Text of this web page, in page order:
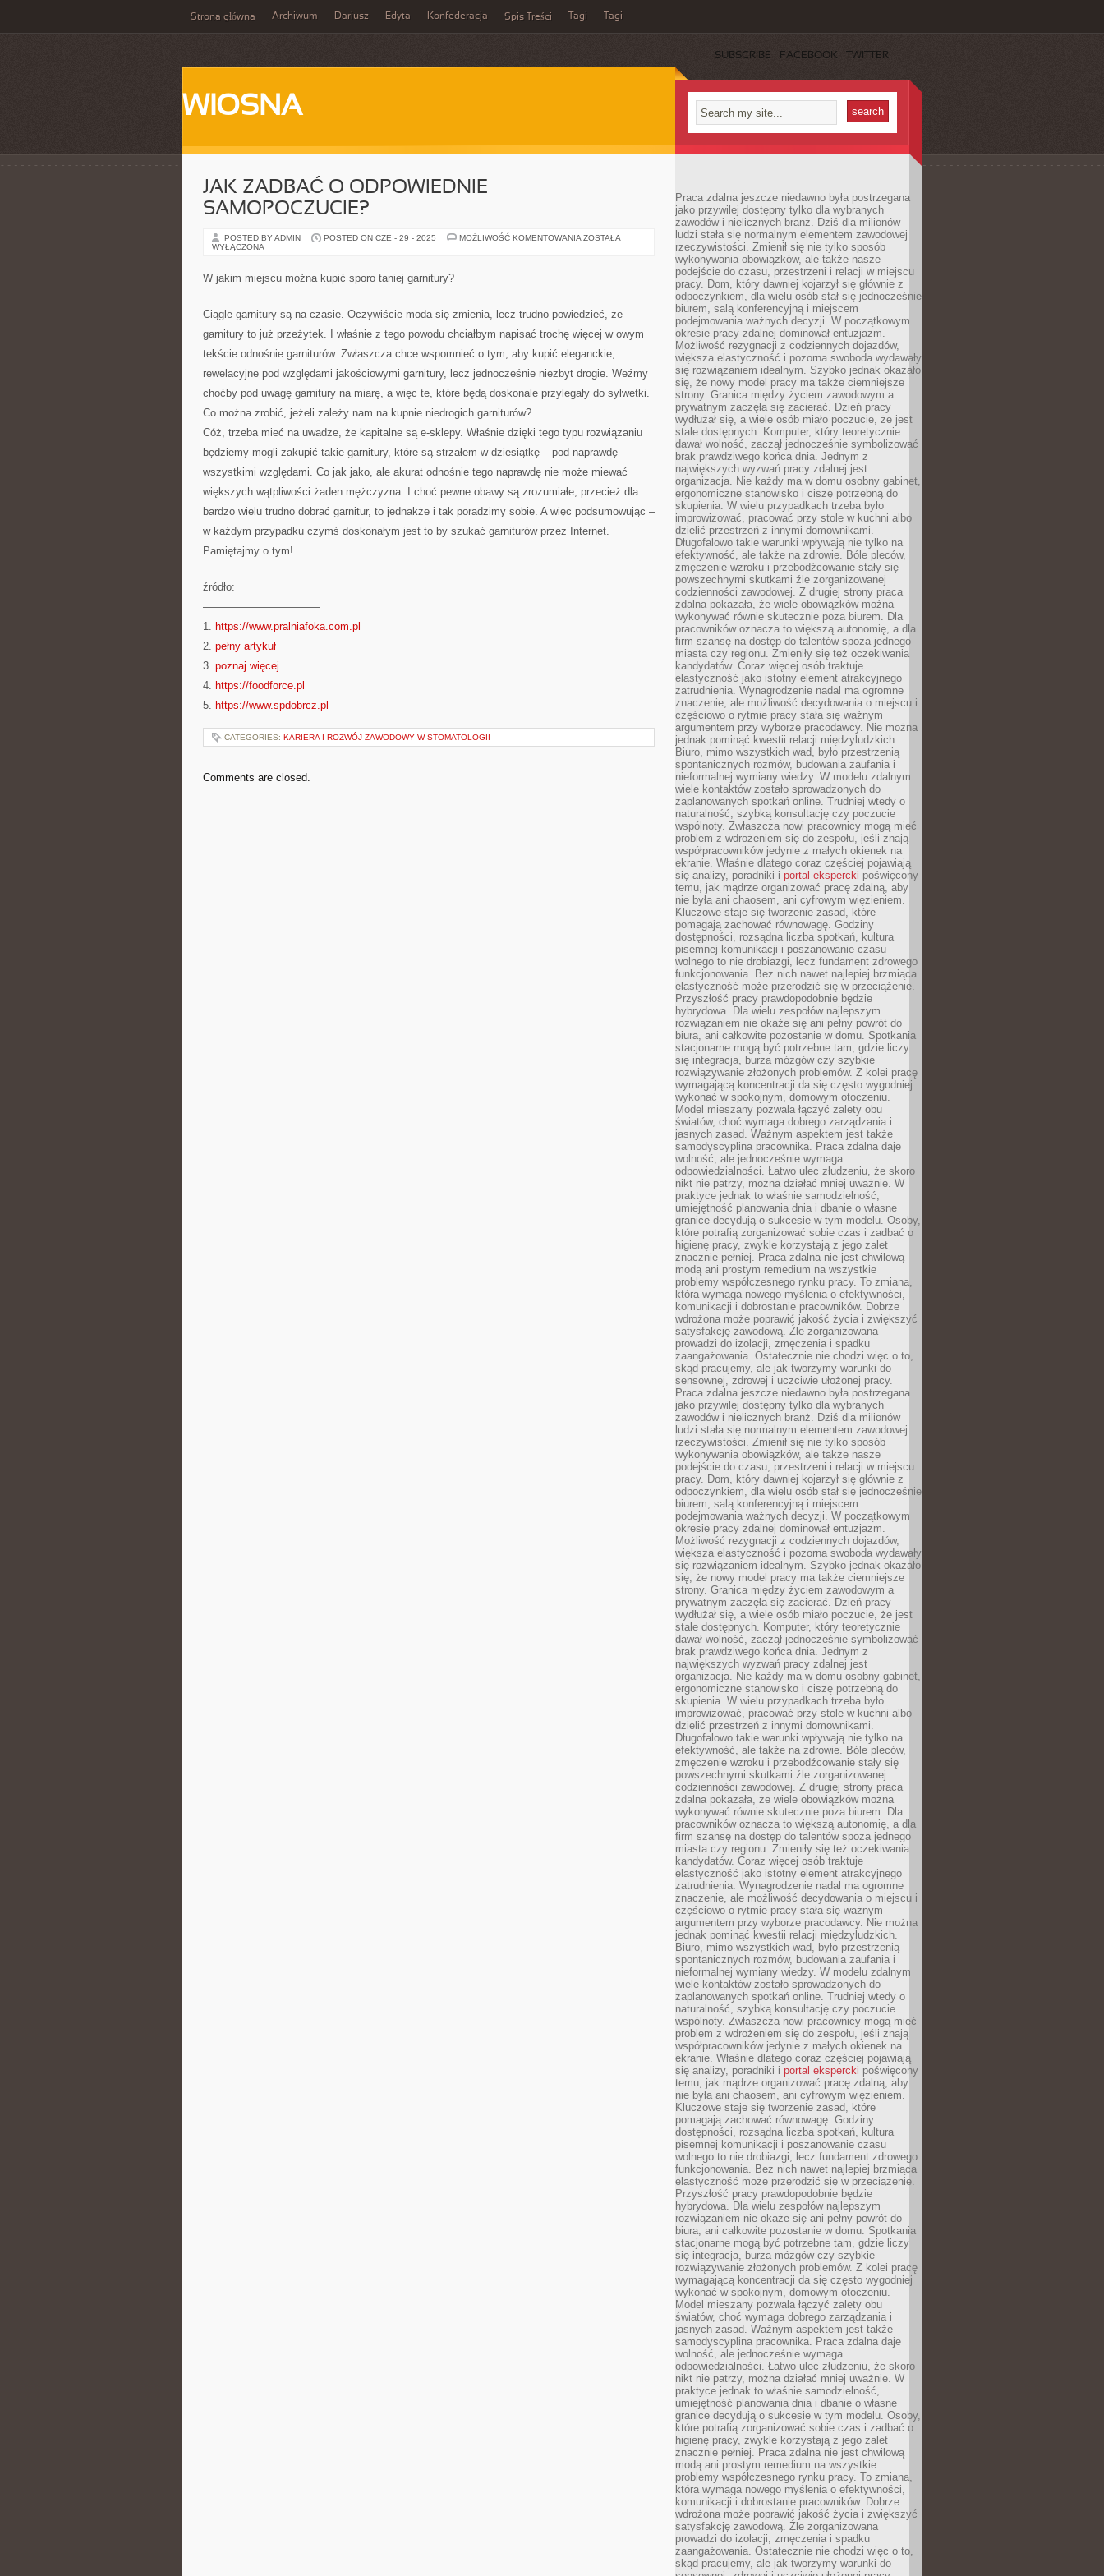
Strona główna Archiwum Dariusz Edyta Konfederacja Spis Treści Tagi Tagi
SUBSCRIBE FACEBOOK TWITTER
WIOSNA
JAK ZADBAĆ O ODPOWIEDNIE
SAMOPOCZUCIE?
POSTED BY ADMIN POSTED ON CZE - 29 - 2025 MOŻLIWOŚĆ KOMENTOWANIA JAK
ZOSTAŁA
WYŁĄCZONA
W jakim miejscu można kupić sporo taniej garnitury?
Ciągle garnitury są na czasie. Oczywiście moda się zmienia, lecz trudno powiedzieć, że
garnitury to już przeżytek. I właśnie z tego powodu chciałbym napisać trochę więcej w owym
tekście odnośnie garniturów. Zwłaszcza chce wspomnieć o tym, aby kupić eleganckie,
rewelacyjne pod względami jakościowymi garnitury, lecz jednocześnie niezbyt drogie. Weźmy
choćby pod uwagę garnitury na miarę, a więc te, które będą doskonale przylegały do sylwetki.
Co można zrobić, jeżeli zależy nam na kupnie niedrogich garniturów?
Cóż, trzeba mieć na uwadze, że kapitalne są e-sklepy. Właśnie dzięki tego typu rozwiązaniu
będziemy mogli zakupić takie garnitury, które są strzałem w dziesiątkę – pod naprawdę
wszystkimi względami. Co jak jako, ale akurat odnośnie tego naprawdę nie może miewać
większych wątpliwości żaden mężczyzna. I choć pewne obawy są zrozumiałe, przecież dla
bardzo wielu trudno dobrać garnitur, to jednakże i tak poradzimy sobie. A więc podsumowując –
w każdym przypadku czymś doskonałym jest to by szukać garniturów przez Internet.
Pamiętajmy o tym!
źródło:
———————————
1. https://www.pralniafoka.com.pl
2. pełny artykuł
3. poznaj więcej
4. https://foodforce.pl
5. https://www.spdobrcz.pl
CATEGORIES: KARIERA I ROZWÓJ ZAWODOWY W STOMATOLOGII
Comments are closed.
Praca zdalna jeszcze niedawno była postrzegana
jako przywilej dostępny tylko dla wybranych
zawodów i nielicznych branż. Dziś dla milionów
ludzi stała się normalnym elementem zawodowej
rzeczywistości. Zmienił się nie tylko sposób
wykonywania obowiązków, ale także nasze
podejście do czasu, przestrzeni i relacji w miejscu
pracy. Dom, który dawniej kojarzył się głównie z
odpoczynkiem, dla wielu osób stał się jednocześnie
biurem, salą konferencyjną i miejscem
podejmowania ważnych decyzji. W początkowym
okresie pracy zdalnej dominował entuzjazm.
Możliwość rezygnacji z codziennych dojazdów,
większa elastyczność i pozorna swoboda wydawały
się rozwiązaniem idealnym. Szybko jednak okazało
się, że nowy model pracy ma także ciemniejsze
strony. Granica między życiem zawodowym a
prywatnym zaczęła się zacierać. Dzień pracy
wydłużał się, a wiele osób miało poczucie, że jest
stale dostępnych. Komputer, który teoretycznie
dawał wolność, zaczął jednocześnie symbolizować
brak prawdziwego końca dnia. Jednym z
największych wyzwań pracy zdalnej jest
organizacja. Nie każdy ma w domu osobny gabinet,
ergonomiczne stanowisko i ciszę potrzebną do
skupienia. W wielu przypadkach trzeba było
improwizować, pracować przy stole w kuchni albo
dzielić przestrzeń z innymi domownikami.
Długofalowo takie warunki wpływają nie tylko na
efektywność, ale także na zdrowie. Bóle pleców,
zmęczenie wzroku i przebodźcowanie stały się
powszechnymi skutkami źle zorganizowanej
codzienności zawodowej. Z drugiej strony praca
zdalna pokazała, że wiele obowiązków można
wykonywać równie skutecznie poza biurem. Dla
pracowników oznacza to większą autonomię, a dla
firm szansę na dostęp do talentów spoza jednego
miasta czy regionu. Zmieniły się też oczekiwania
kandydatów. Coraz więcej osób traktuje
elastyczność jako istotny element atrakcyjnego
zatrudnienia. Wynagrodzenie nadal ma ogromne
znaczenie, ale możliwość decydowania o miejscu i
częściowo o rytmie pracy stała się ważnym
argumentem przy wyborze pracodawcy. Nie można
jednak pominąć kwestii relacji międzyludzkich.
Biuro, mimo wszystkich wad, było przestrzenią
spontanicznych rozmów, budowania zaufania i
nieformalnej wymiany wiedzy. W modelu zdalnym
wiele kontaktów zostało sprowadzonych do
zaplanowanych spotkań online. Trudniej wtedy o
naturalność, szybką konsultację czy poczucie
wspólnoty. Zwłaszcza nowi pracownicy mogą mieć
problem z wdrożeniem się do zespołu, jeśli znają
współpracowników jedynie z małych okienek na
ekranie. Właśnie dlatego coraz częściej pojawiają
się analizy, poradniki i portal ekspercki poświęcony
temu, jak mądrze organizować pracę zdalną, aby
nie była ani chaosem, ani cyfrowym więzieniem.
Kluczowe staje się tworzenie zasad, które
pomagają zachować równowagę. Godziny
dostępności, rozsądna liczba spotkań, kultura
pisemnej komunikacji i poszanowanie czasu
wolnego to nie drobiazgi, lecz fundament zdrowego
funkcjonowania. Bez nich nawet najlepiej brzmiąca
elastyczność może przerodzić się w przeciążenie.
Przyszłość pracy prawdopodobnie będzie
hybrydowa. Dla wielu zespołów najlepszym
rozwiązaniem nie okaże się ani pełny powrót do
biura, ani całkowite pozostanie w domu. Spotkania
stacjonarne mogą być potrzebne tam, gdzie liczy
się integracja, burza mózgów czy szybkie
rozwiązywanie złożonych problemów. Z kolei pracę
wymagającą koncentracji da się często wygodniej
wykonać w spokojnym, domowym otoczeniu.
Model mieszany pozwala łączyć zalety obu
światów, choć wymaga dobrego zarządzania i
jasnych zasad. Ważnym aspektem jest także
samodyscyplina pracownika. Praca zdalna daje
wolność, ale jednocześnie wymaga
odpowiedzialności. Łatwo ulec złudzeniu, że skoro
nikt nie patrzy, można działać mniej uważnie. W
praktyce jednak to właśnie samodzielność,
umiejętność planowania dnia i dbanie o własne
granice decydują o sukcesie w tym modelu. Osoby,
które potrafią zorganizować sobie czas i zadbać o
higienę pracy, zwykle korzystają z jego zalet
znacznie pełniej. Praca zdalna nie jest chwilową
modą ani prostym remedium na wszystkie
problemy współczesnego rynku pracy. To zmiana,
która wymaga nowego myślenia o efektywności,
komunikacji i dobrostanie pracowników. Dobrze
wdrożona może poprawić jakość życia i zwiększyć
satysfakcję zawodową. Źle zorganizowana
prowadzi do izolacji, zmęczenia i spadku
zaangażowania. Ostatecznie nie chodzi więc o to,
skąd pracujemy, ale jak tworzymy warunki do
sensownej, zdrowej i uczciwie ułożonej pracy.
Praca zdalna jeszcze niedawno była postrzegana
jako przywilej dostępny tylko dla wybranych
zawodów i nielicznych branż. Dziś dla milionów
ludzi stała się normalnym elementem zawodowej
rzeczywistości. Zmienił się nie tylko sposób
wykonywania obowiązków, ale także nasze
podejście do czasu, przestrzeni i relacji w miejscu
pracy. Dom, który dawniej kojarzył się głównie z
odpoczynkiem, dla wielu osób stał się jednocześnie
biurem, salą konferencyjną i miejscem
podejmowania ważnych decyzji. W początkowym
okresie pracy zdalnej dominował entuzjazm.
Możliwość rezygnacji z codziennych dojazdów,
większa elastyczność i pozorna swoboda wydawały
się rozwiązaniem idealnym. Szybko jednak okazało
się, że nowy model pracy ma także ciemniejsze
strony. Granica między życiem zawodowym a
prywatnym zaczęła się zacierać. Dzień pracy
wydłużał się, a wiele osób miało poczucie, że jest
stale dostępnych. Komputer, który teoretycznie
dawał wolność, zaczął jednocześnie symbolizować
brak prawdziwego końca dnia. Jednym z
największych wyzwań pracy zdalnej jest
organizacja. Nie każdy ma w domu osobny gabinet,
ergonomiczne stanowisko i ciszę potrzebną do
skupienia. W wielu przypadkach trzeba było
improwizować, pracować przy stole w kuchni albo
dzielić przestrzeń z innymi domownikami.
Długofalowo takie warunki wpływają nie tylko na
efektywność, ale także na zdrowie. Bóle pleców,
zmęczenie wzroku i przebodźcowanie stały się
powszechnymi skutkami źle zorganizowanej
codzienności zawodowej. Z drugiej strony praca
zdalna pokazała, że wiele obowiązków można
wykonywać równie skutecznie poza biurem. Dla
pracowników oznacza to większą autonomię, a dla
firm szansę na dostęp do talentów spoza jednego
miasta czy regionu. Zmieniły się też oczekiwania
kandydatów. Coraz więcej osób traktuje
elastyczność jako istotny element atrakcyjnego
zatrudnienia. Wynagrodzenie nadal ma ogromne
znaczenie, ale możliwość decydowania o miejscu i
częściowo o rytmie pracy stała się ważnym
argumentem przy wyborze pracodawcy. Nie można
jednak pominąć kwestii relacji międzyludzkich.
Biuro, mimo wszystkich wad, było przestrzenią
spontanicznych rozmów, budowania zaufania i
nieformalnej wymiany wiedzy. W modelu zdalnym
wiele kontaktów zostało sprowadzonych do
zaplanowanych spotkań online. Trudniej wtedy o
naturalność, szybką konsultację czy poczucie
wspólnoty. Zwłaszcza nowi pracownicy mogą mieć
problem z wdrożeniem się do zespołu, jeśli znają
współpracowników jedynie z małych okienek na
ekranie. Właśnie dlatego coraz częściej pojawiają
się analizy, poradniki i portal ekspercki poświęcony
temu, jak mądrze organizować pracę zdalną, aby
nie była ani chaosem, ani cyfrowym więzieniem.
Kluczowe staje się tworzenie zasad, które
pomagają zachować równowagę. Godziny
dostępności, rozsądna liczba spotkań, kultura
pisemnej komunikacji i poszanowanie czasu
wolnego to nie drobiazgi, lecz fundament zdrowego
funkcjonowania. Bez nich nawet najlepiej brzmiąca
elastyczność może przerodzić się w przeciążenie.
Przyszłość pracy prawdopodobnie będzie
hybrydowa. Dla wielu zespołów najlepszym
rozwiązaniem nie okaże się ani pełny powrót do
biura, ani całkowite pozostanie w domu. Spotkania
stacjonarne mogą być potrzebne tam, gdzie liczy
się integracja, burza mózgów czy szybkie
rozwiązywanie złożonych problemów. Z kolei pracę
wymagającą koncentracji da się często wygodniej
wykonać w spokojnym, domowym otoczeniu.
Model mieszany pozwala łączyć zalety obu
światów, choć wymaga dobrego zarządzania i
jasnych zasad. Ważnym aspektem jest także
samodyscyplina pracownika. Praca zdalna daje
wolność, ale jednocześnie wymaga
odpowiedzialności. Łatwo ulec złudzeniu, że skoro
nikt nie patrzy, można działać mniej uważnie. W
praktyce jednak to właśnie samodzielność,
umiejętność planowania dnia i dbanie o własne
granice decydują o sukcesie w tym modelu. Osoby,
które potrafią zorganizować sobie czas i zadbać o
higienę pracy, zwykle korzystają z jego zalet
znacznie pełniej. Praca zdalna nie jest chwilową
modą ani prostym remedium na wszystkie
problemy współczesnego rynku pracy. To zmiana,
która wymaga nowego myślenia o efektywności,
komunikacji i dobrostanie pracowników. Dobrze
wdrożona może poprawić jakość życia i zwiększyć
satysfakcję zawodową. Źle zorganizowana
prowadzi do izolacji, zmęczenia i spadku
zaangażowania. Ostatecznie nie chodzi więc o to,
skąd pracujemy, ale jak tworzymy warunki do